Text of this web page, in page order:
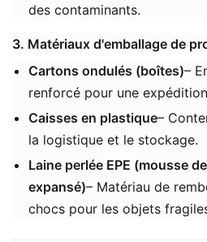
des contaminants.
3. Matériaux d'emballage de
Cartons ondulés (boîtes)–
renforcé pour une
Caisses en plastique–
la logistique et le stockage.
Laine perlée EPE (mousse
expansé)– Matériau de
chocs pour les objets